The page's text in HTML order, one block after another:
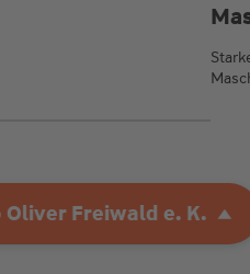
Oliver Freiwald
Freiwald e. K.